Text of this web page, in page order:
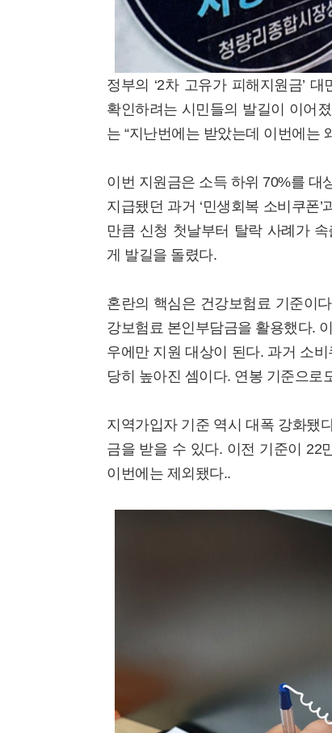
정부의 ‘2차 고유가 피해지원금’
확인하려는 시민들의 발길이 이어
는 “지난번에는 받았는데 이번에는
이번 지원금은 소득 하위 70%를 대
지급됐던 과거 ‘민생회복 소비쿠폰
만큼 신청 첫날부터 탈락 사례가
게 발길을 돌렸다.
혼란의 핵심은 건강보험료 기준이
강보험료 본인부담금을 활용했다.
우에만 지원 대상이 된다. 과거 소
당히 높아진 셈이다. 연봉 기준으로
지역가입자 기준 역시 대폭 강화됐
금을 받을 수 있다. 이전 기준이 22
이번에는 제외됐다..